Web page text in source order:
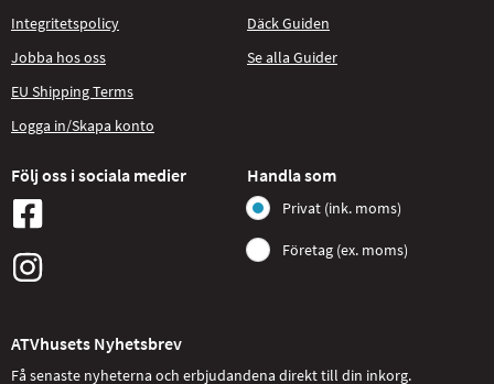
Integritetspolicy
Jobba hos oss
EU Shipping Terms
Logga in/Skapa konto
Däck Guiden
Se alla Guider
Följ oss i sociala medier Handla som
Privat (ink. moms)
Företag (ex. moms)
ATVhusets Nyhetsbrev
Få senaste nyheterna och erbjudandena direkt till din inkorg.